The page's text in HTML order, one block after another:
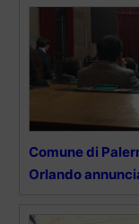
Comune di
Orlando